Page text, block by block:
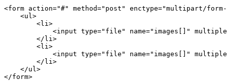
<form action="#" method="post" enctype="multipart/
    <ul>
        <li>
<input type="file" name="images[]"
        </li>
        <li>
<input type="file" name="images[]"
        </li>
    </ul>
</form>